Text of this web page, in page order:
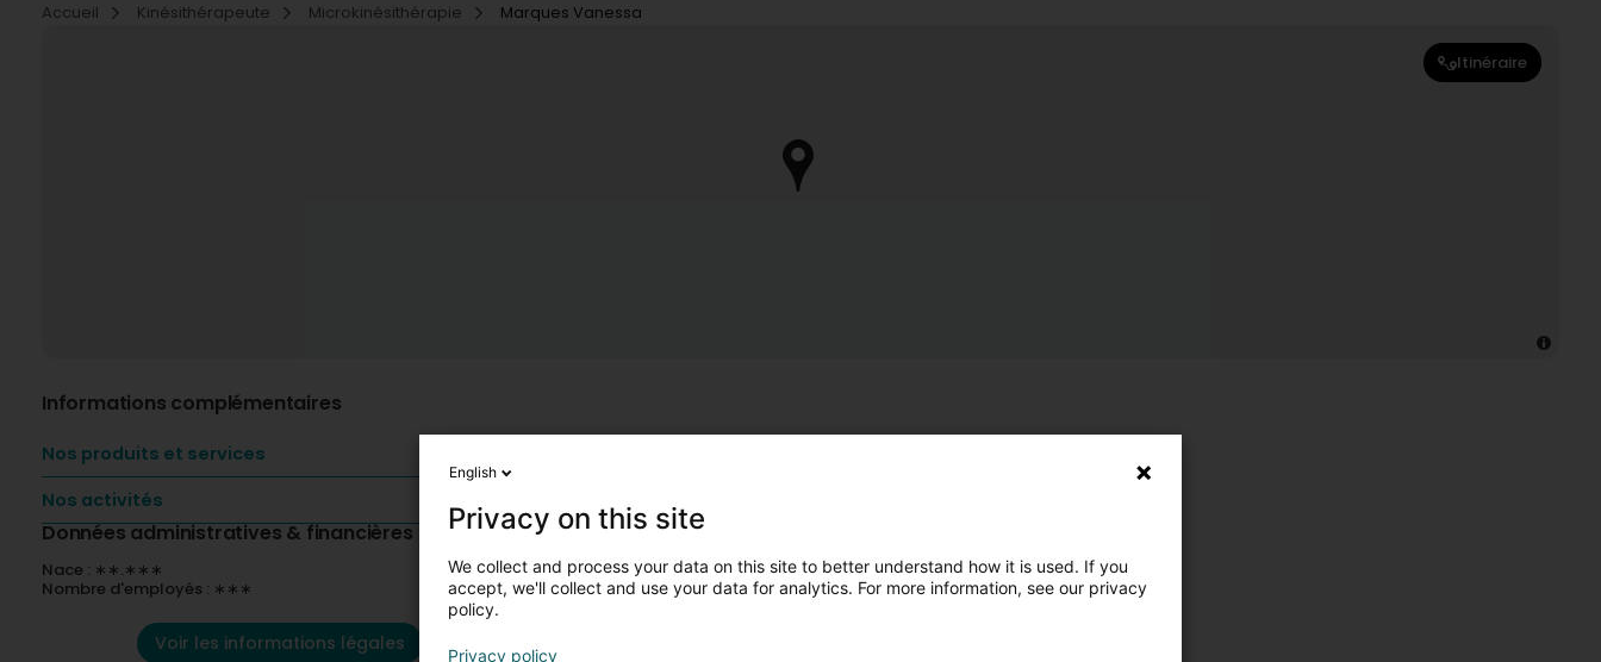
Accueil
Kinésithérapeute Microkinésithérapie Marques Vanessa
Itinéraire
Informations complémentaires
Nos produits et services
Nos activités
Données administratives & financières
Nace : ∗∗.∗∗∗
Nombre d'employés : ∗∗∗
Voir les informations légales
English
Privacy on this site
We collect and process your data on this site to better understand how it is used. If you
accept, we'll collect and use your data for analytics. For more information, see our privacy
policy.
Privacy policy